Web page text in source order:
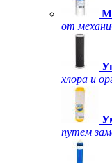
от
хлора и
путем